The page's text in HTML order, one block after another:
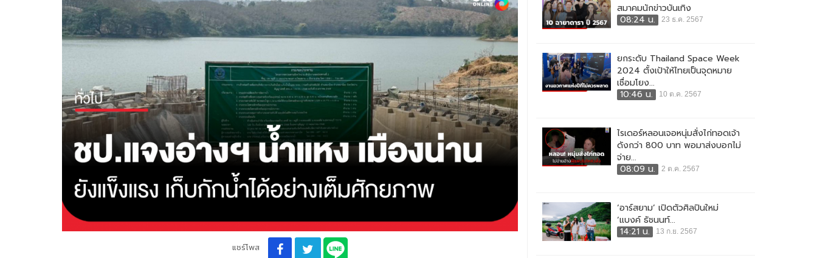
แชร์โพส
สมาคมนักข่าวบันเทิง
08:24 น.
23 ธ.ค. 2567
ยกระดับ Thailand Space Week
2024 ตั้งเป้าให้ไทยเป็นจุดหมาย
เชื่อมโยง...
10:46 น.
10 ต.ค. 2567
ไรเดอร์หลอนเจอหนุ่มสั่งไก่ทอดเจ้า
ดังกว่า 800 บาท พอมาส่งบอกไม่
จ่าย...
08:09 น.
2 ต.ค. 2567
‘อาร์สยาม’ เปิดตัวศิลปินใหม่
‘แบงค์ ธัชนนท์...
14:21 น.
13 ก.ย. 2567